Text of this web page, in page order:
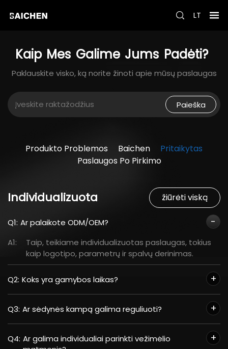
LT
Kaip Mes Galime Jums Padėti?
Paklauskite visko, ką norite žinoti apie mūsų paslaugas
Paieška
Produkto Problemos Baichen
Pritaikytas
Paslaugos Po Pirkimo
Individualizuota žiūrėti viską
Q1: Ar palaikote ODM/OEM?
A1:
Taip, teikiame individualizuotas paslaugas, tokius
kaip logotipo, parametrų ir spalvų derinimas.
Q2: Koks yra gamybos laikas?
Q3: Ar sėdynės kampą galima reguliuoti?
Q4: Ar galima individualiai parinkti vežimėlio